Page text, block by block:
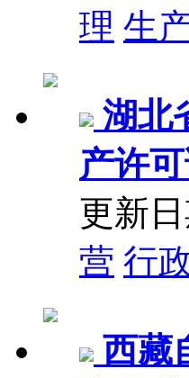
理 生
湖北
产许
更新
营 行
西藏